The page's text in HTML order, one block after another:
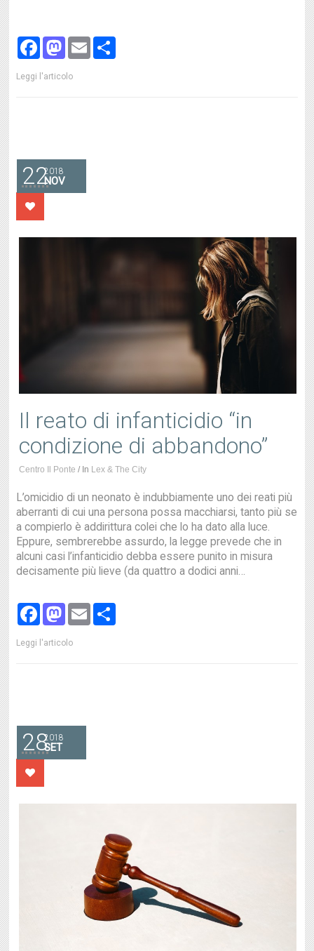
Facebook
Mastodon
Email
Leggi l'articolo
222018
NOV
Il reato di infanticidio “in
condizione di abbandono”
Centro Il Ponte / In Lex & The City
L’omicidio di un neonato è indubbiamente uno dei reati più
aberranti di cui una persona possa macchiarsi, tanto più se
a compierlo è addirittura colei che lo ha dato alla luce.
Eppure, sembrerebbe assurdo, la legge prevede che in
alcuni casi l’infanticidio debba essere punito in misura
decisamente più lieve (da quattro a dodici anni…
Facebook
Mastodon
Email
Leggi l'articolo
282018
SET